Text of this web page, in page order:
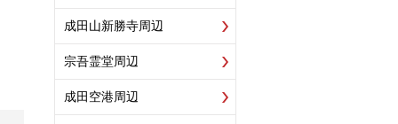
成田山新勝寺周辺
宗吾霊堂周辺
成田空港周辺